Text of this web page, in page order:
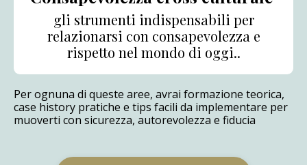
gli strumenti indispensabili per
relazionarsi con consapevolezza e
rispetto nel mondo di oggi..
Per ognuna di queste aree, avrai formazione teorica,
case history pratiche e tips facili da implementare per
muoverti con sicurezza, autorevolezza e fiducia